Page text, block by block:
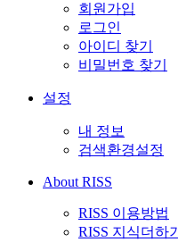
회원가입
로그인
아이디 찾기
비밀번호 찾기
설정
내 정보
검색환경설정
About RISS
RISS 이용방법
RISS 지식더하기